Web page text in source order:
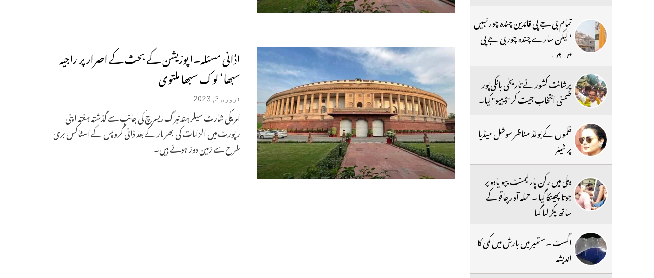
اڈانی مسئلہ۔اپوزیشن کے بحث کے اصرار پر راجیہ
سبھا‘ لوک سبھا ملتوی
فروری 3, 2023
امریکی شارٹ سیلر ہندنبرگ ریسرچ کی جانب سے گذشتہ ہفتہ اپنی
رپورٹ میں الزامات کی بھر مار کے بعد ڈانی گروپس کے اسٹاکس بری
طرح سے زمین دوز ہوئے ہیں۔
تمام بی جے پی قائدین چندہ چور نہیں
‘ لیکن سارے چندہ چور بی جے پی
میں ہیں
پرشانت کشور نے تاریخی بانکی پور
ضمنی انتخاب جیت کر ''ڈیبیو'' کیا۔
فلموں کے بولڈ مناظر سوشل میڈیا
پر شیئر
دہلی میں رکن پارلیمنٹ پپو یادو پر
جوتا پھینکا گیا ۔ حملہ آور چاقو کے
ساتھ پکڑ لیا گیا
اگست ۔ ستمبر میں بارش میں کمی کا
اندیشہ